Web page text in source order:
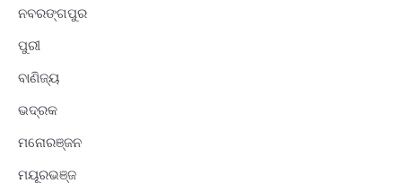
ନବରଙ୍ଗପୁର
ପୁରୀ
ବାଣିଜ୍ୟ
ଭଦ୍ରକ
ମନୋରଞ୍ଜନ
ମୟୂରଭଞ୍ଜ